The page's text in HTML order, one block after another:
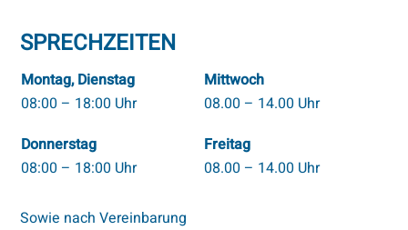
SPRECHZEITEN
Montag, Dienstag
08:00 – 18:00 Uhr
Mittwoch
08.00 – 14.00 Uhr
Donnerstag
08:00 – 18:00 Uhr
Freitag
08.00 – 14.00 Uhr
Sowie nach Vereinbarung